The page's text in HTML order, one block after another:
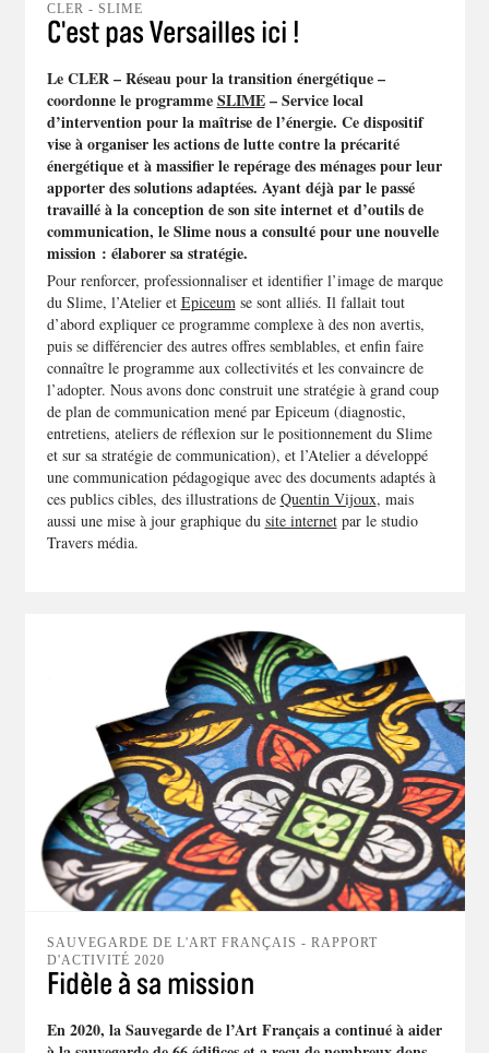
CLER - SLIME
C'est pas Versailles ici !
Le CLER – Réseau pour la transition énergétique –
coordonne le programmeSLIME– Service local
d’intervention pour la maîtrise de l’énergie. Ce dispositif
vise à organiser les actions de lutte contre la précarité
énergétique et à massifier le repérage des ménages pour leur
apporter des solutions adaptées. Ayant déjà par le passé
travaillé à la conception de son site internet et d’outils de
communication, le Slime nous a consulté pour une nouvelle
mission : élaborer sa stratégie.
Pour renforcer, professionnaliser et identifier l’image de marque
du Slime, l’Atelier et Epiceumse sont alliés. Il fallait tout
d’abord expliquer ce programme complexe à des non avertis,
puis se différencier des autres offres semblables, et enfin faire
connaître le programme aux collectivités et les convaincre de
l’adopter. Nous avons donc construit une stratégie à grand coup
de plan de communication mené par Epiceum (diagnostic,
entretiens, ateliers de réflexion sur le positionnement du Slime
et sur sa stratégie de communication), et l’Atelier a développé
une communication pédagogique avec des documents adaptés à
ces publics cibles, des illustrations de Quentin Vijoux, mais
aussi une mise à jour graphique du site internetpar le studio
Travers média.
SAUVEGARDE DE L'ART FRANÇAIS - RAPPORT
D'ACTIVITÉ 2020
Fidèle à sa mission
En 2020, la Sauvegarde de l’Art Français a continué à aider